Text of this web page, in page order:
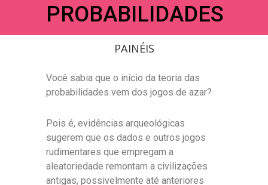
PROBABILIDADES
PAINÉIS
Você sabia que o início da teoria das
probabilidades vem dos jogos de azar?
Pois é, evidências arqueológicas
sugerem que os dados e outros jogos
rudimentares que empregam a
aleatoriedade remontam a civilizações
antigas, possivelmente até anteriores